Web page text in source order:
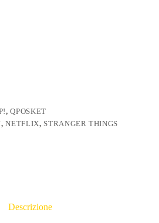
,QPOSKET
,NETFLIX, STRANGER THINGS
Descrizione